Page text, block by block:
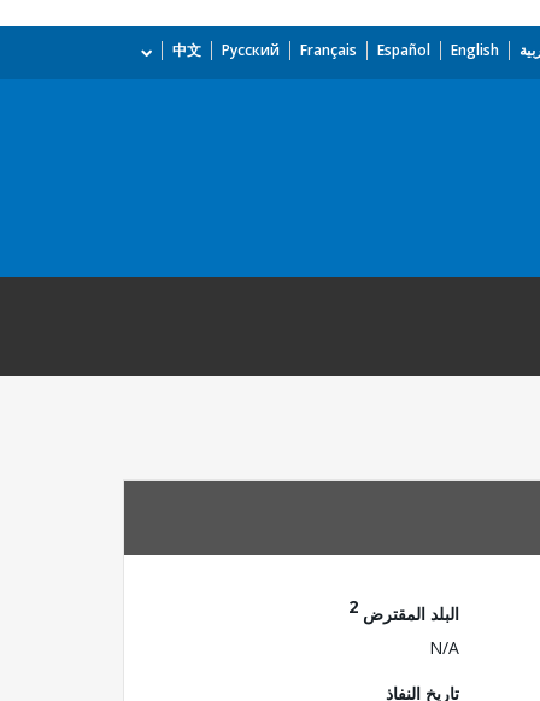
English
Español
Français
Русский
中文
البلد المقترض 2
N/A
تاريخ النفاذ